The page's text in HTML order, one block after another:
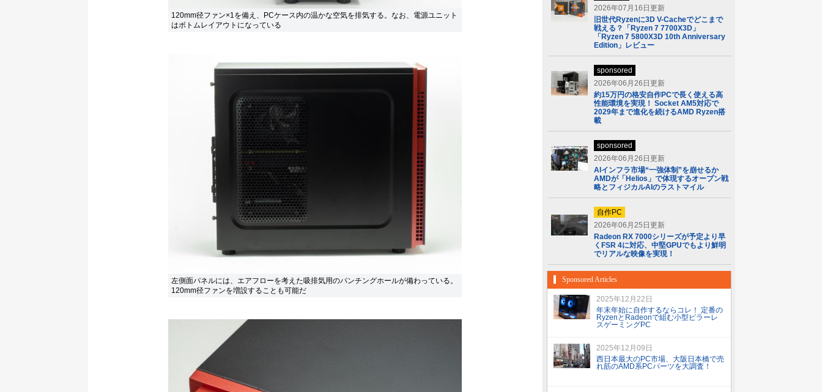
120mm径ファン×1を備え、PCケース内の温かな空気を排気する。なお、電源ユニット
はボトムレイアウトになっている
左側面パネルには、エアフローを考えた吸排気用のパンチングホールが備わっている。
120mm径ファンを増設することも可能だ
2026年07月16日更新
旧世代Ryzenに3D V-Cacheでどこまで
戦える？「Ryzen 7 7700X3D」
「Ryzen 7 5800X3D 10th Anniversary
Edition」レビュー
sponsored
2026年06月26日更新
約15万円の格安自作PCで長く使える高
性能環境を実現！ Socket AM5対応で
2029年まで進化を続けるAMD Ryzen搭
載
sponsored
2026年06月26日更新
AIインフラ市場“一強体制”を崩せるか
AMDが「Helios」で体現するオープン戦
略とフィジカルAIのラストマイル
自作PC
2026年06月25日更新
Radeon RX 7000シリーズが予定より早
くFSR 4に対応、中堅GPUでもより鮮明
でリアルな映像を実現！
Sponsored Articles
2025年12月22日
年末年始に自作するならコレ！ 定番の
RyzenとRadeonで組む小型ピラーレ
スゲーミングPC
2025年12月09日
西日本最大のPC市場、大阪日本橋で売
れ筋のAMD系PCパーツを大調査！